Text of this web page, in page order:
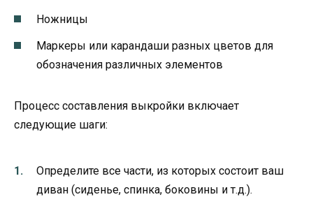
Ножницы
Маркеры или карандаши разных цветов для
обозначения различных элементов
Процесс составления выкройки включает
следующие шаги:
Определите все части, из которых состоит ваш
диван (сиденье, спинка, боковины и т.д.).